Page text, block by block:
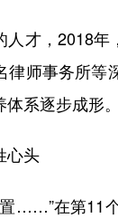
，2018年
律师事务所
系逐步成形
头
在第11个